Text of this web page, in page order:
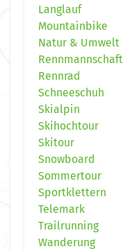
Langlauf
Mountainbike
Natur & Umwelt
Rennmannschaft
Rennrad
Schneeschuh
Skialpin
Skihochtour
Skitour
Snowboard
Sommertour
Sportklettern
Telemark
Trailrunning
Wanderung